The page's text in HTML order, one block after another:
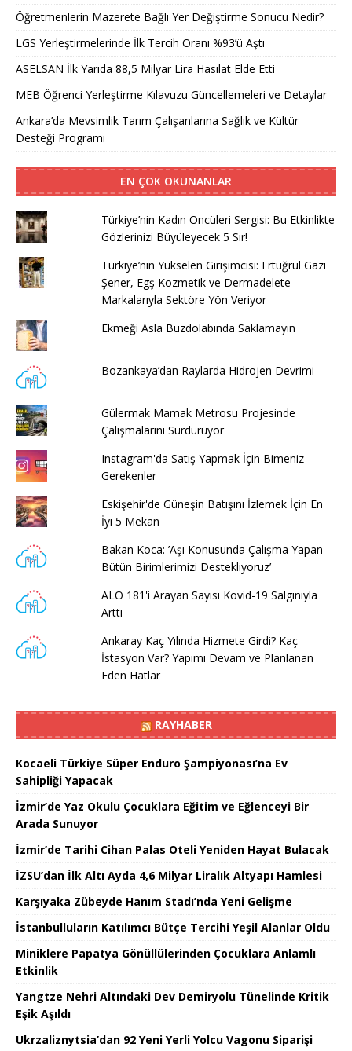
Öğretmenlerin Mazerete Bağlı Yer Değiştirme Sonucu Nedir?
LGS Yerleştirmelerinde İlk Tercih Oranı %93’ü Aştı
ASELSAN İlk Yarıda 88,5 Milyar Lira Hasılat Elde Etti
MEB Öğrenci Yerleştirme Kılavuzu Güncellemeleri ve Detaylar
Ankara’da Mevsimlik Tarım Çalışanlarına Sağlık ve Kültür
Desteği Programı
EN ÇOK OKUNANLAR
Türkiye’nin Kadın Öncüleri Sergisi: Bu Etkinlikte
Gözlerinizi Büyüleyecek 5 Sır!
Türkiye’nin Yükselen Girişimcisi: Ertuğrul Gazi
Şener, Egş Kozmetik ve Dermadelete
Markalarıyla Sektöre Yön Veriyor
Ekmeği Asla Buzdolabında Saklamayın
Bozankaya’dan Raylarda Hidrojen Devrimi
Gülermak Mamak Metrosu Projesinde
Çalışmalarını Sürdürüyor
Instagram'da Satış Yapmak İçin Bimeniz
Gerekenler
Eskişehir'de Güneşin Batışını İzlemek İçin En
İyi 5 Mekan
Bakan Koca: ’Aşı Konusunda Çalışma Yapan
Bütün Birimlerimizi Destekliyoruz’
ALO 181'i Arayan Sayısı Kovid-19 Salgınıyla
Arttı
Ankaray Kaç Yılında Hizmete Girdi? Kaç
İstasyon Var? Yapımı Devam ve Planlanan
Eden Hatlar
RAYHABER
Kocaeli Türkiye Süper Enduro Şampiyonası’na Ev
Sahipliği Yapacak
İzmir’de Yaz Okulu Çocuklara Eğitim ve Eğlenceyi Bir
Arada Sunuyor
İzmir’de Tarihi Cihan Palas Oteli Yeniden Hayat Bulacak
İZSU’dan İlk Altı Ayda 4,6 Milyar Liralık Altyapı Hamlesi
Karşıyaka Zübeyde Hanım Stadı’nda Yeni Gelişme
İstanbulluların Katılımcı Bütçe Tercihi Yeşil Alanlar Oldu
Miniklere Papatya Gönüllülerinden Çocuklara Anlamlı
Etkinlik
Yangtze Nehri Altındaki Dev Demiryolu Tünelinde Kritik
Eşik Aşıldı
Ukrzaliznytsia’dan 92 Yeni Yerli Yolcu Vagonu Siparişi